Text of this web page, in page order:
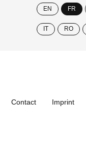
EN FR
IT RO
Contact Imprint